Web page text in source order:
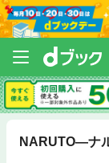
NARUTO―ナ